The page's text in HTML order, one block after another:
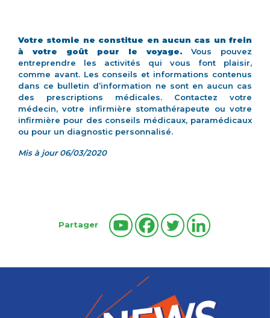
Votre stomie ne constitue en aucun cas un frein
à votre goût pour le voyage. Vous pouvez
entreprendre les activités qui vous font plaisir,
comme avant. Les conseils et informations contenus
dans ce bulletin d’information ne sont en aucun cas
des prescriptions médicales. Contactez votre
médecin, votre infirmière stomathérapeute ou votre
infirmière pour des conseils médicaux, paramédicaux
ou pour un diagnostic personnalisé.
Mis à jour 06/03/2020
Partager